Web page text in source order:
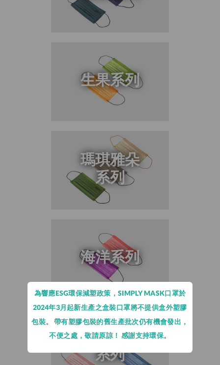
為響應ESG環保減塑政策，SIMPLY MASK口罩於
2024年3月起新生產之盒裝口罩將不提供盒外塑膠
包裝。 帶有塑膠包裝的舊生產批次仍有機會發出，
不便之處，敬請原諒！ 感謝支持環保。
生果系列
瑪琪雅朵
系列
海洋系列
春天派對
系列